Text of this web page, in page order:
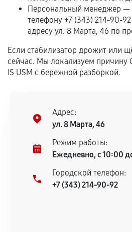
Гарантия на выполненные
сохраняться полностью или
соблюдены следующие
Предоставленные детали
техническим параметрам
дефектов.
При этом гарантия на сами
остается на стороне
продавца. За качество
сервисный центр
Персональный менеджер —
телефону +7 (343) 214-90-
адресу ул. 8 Марта, 46 по
Если стабилизатор дрожит или
сейчас. Мы локализуем причину
IS USM с бережной разборкой.
Адрес:
ул. 8 Марта, 46
Режим работы:
Ежедневно, с 10:00
Городской телефон:
+7 (343) 214-90-92